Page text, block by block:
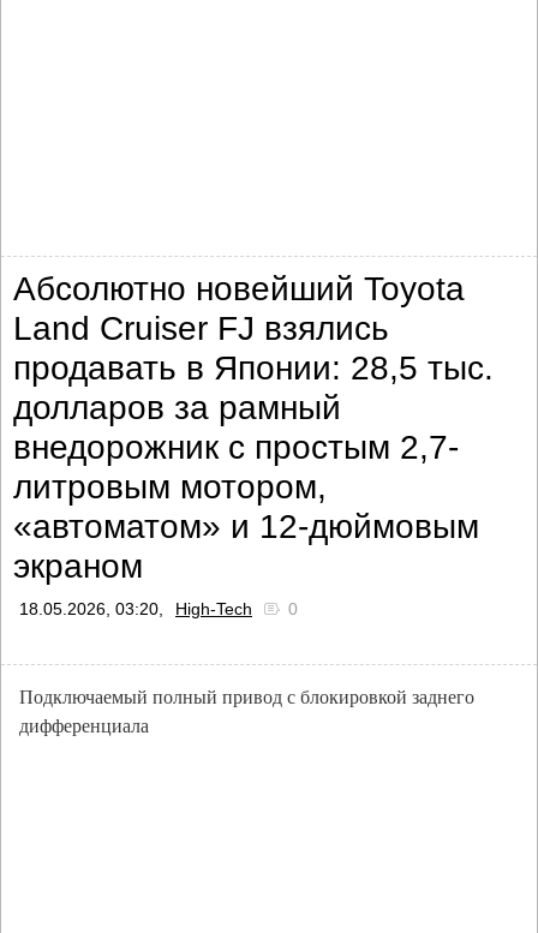
Абсолютно новейший Toyota
Land Cruiser FJ взялись
продавать в Японии: 28,5 тыс.
долларов за рамный
внедорожник с простым 2,7-
литровым мотором,
«автоматом» и 12-дюймовым
экраном
18.05.2026, 03:20, High-Tech 0
Подключаемый полный привод с блокировкой заднего
дифференциала